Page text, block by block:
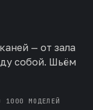
— от зала
собой. Шьём
МОДЕЛЕЙ